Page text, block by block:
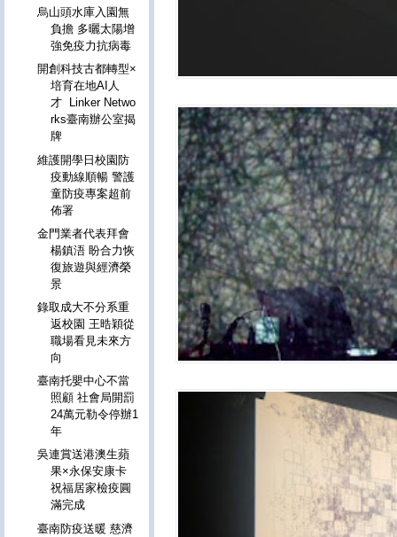
烏山頭水庫入園無
負擔 多曬太陽增
強免疫力抗病毒
開創科技古都轉型×
培育在地AI人
才 Linker Netwo
rks臺南辦公室揭
牌
維護開學日校園防
疫動線順暢 警護
童防疫專案超前
佈署
金門業者代表拜會
楊鎮浯 盼合力恢
復旅遊與經濟榮
景
錄取成大不分系重
返校園 王晧穎從
職場看見未來方
向
臺南托嬰中心不當
照顧 社會局開罰
24萬元勒令停辦1
年
吳連賞送港澳生蘋
果×永保安康卡
祝福居家檢疫圓
滿完成
臺南防疫送暖 慈濟